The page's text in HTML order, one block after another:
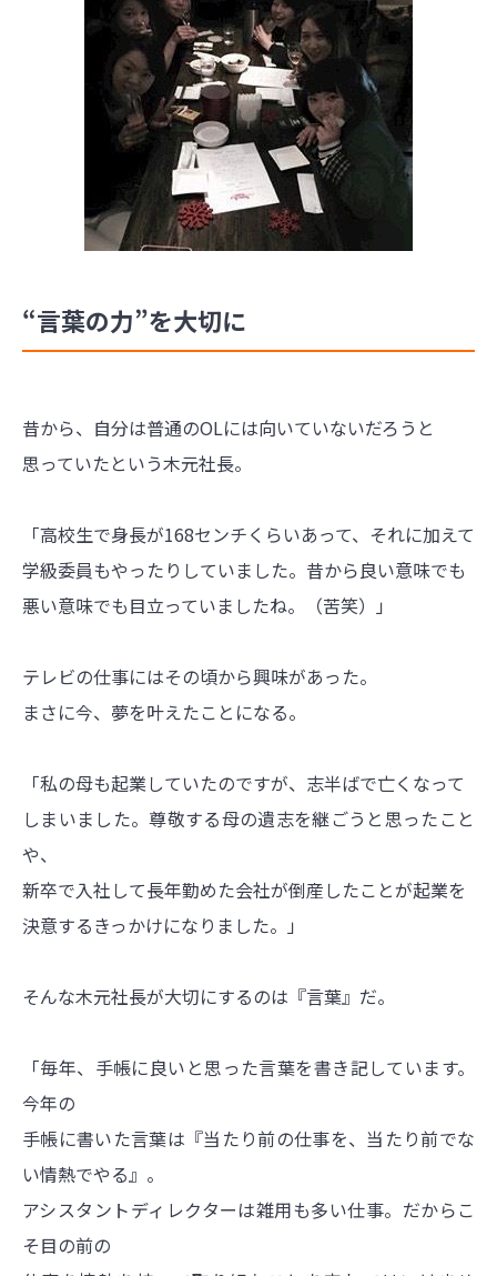
“言葉の力”を大切に
昔から、自分は普通のOLには向いていないだろうと
思っていたという木元社長。
「高校生で身長が168センチくらいあって、それに加えて
学級委員もやったりしていました。昔から良い意味でも
悪い意味でも目立っていましたね。（苦笑）」
テレビの仕事にはその頃から興味があった。
まさに今、夢を叶えたことになる。
「私の母も起業していたのですが、志半ばで亡くなって
しまいました。尊敬する母の遺志を継ごうと思ったこと
や、
新卒で入社して長年勤めた会社が倒産したことが起業を
決意するきっかけになりました。」
そんな木元社長が大切にするのは『言葉』だ。
「毎年、手帳に良いと思った言葉を書き記しています。
今年の
手帳に書いた言葉は『当たり前の仕事を、当たり前でな
い情熱でやる』。
アシスタントディレクターは雑用も多い仕事。だからこ
そ目の前の